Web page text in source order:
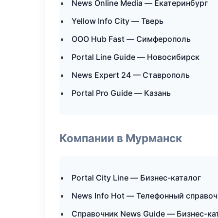
News Online Media — Екатеринбург
Yellow Info City — Тверь
ООО Hub Fast — Симферополь
Portal Line Guide — Новосибирск
News Expert 24 — Ставрополь
Portal Pro Guide — Казань
Компании в Мурманск
Portal City Line — Бизнес-каталог
News Info Hot — Телефонный
Справочник News Guide — Бизнес-